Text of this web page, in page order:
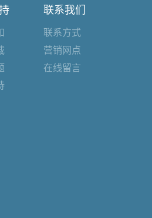
联系我们
联系方式
营销网点
在线留言